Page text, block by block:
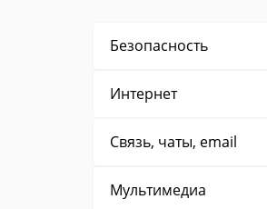
Безопасность
Интернет
Связь, чаты, email
Мультимедиа